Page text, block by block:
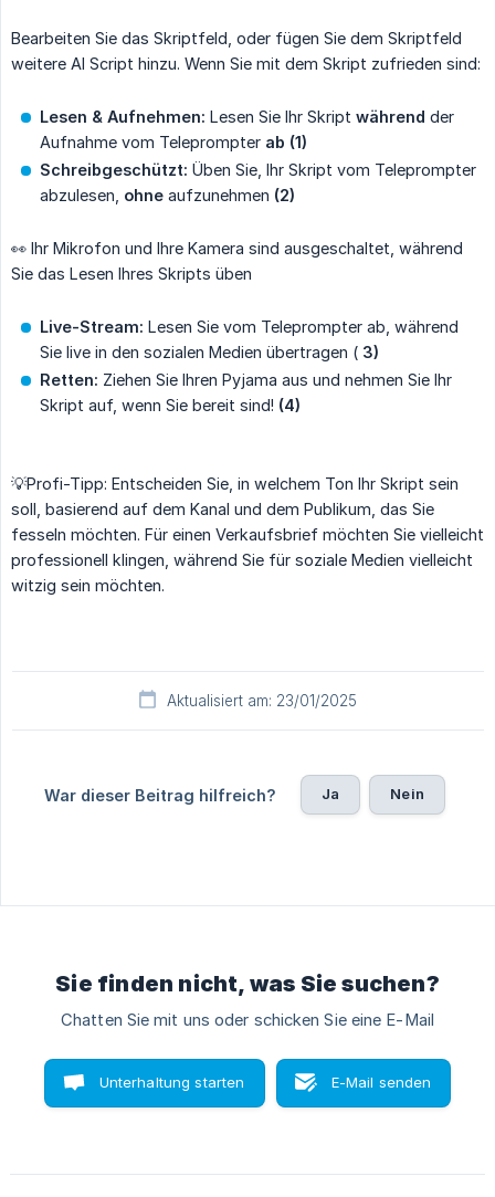
Bearbeiten Sie das Skriptfeld, oder fügen Sie dem Skriptfeld
weitere AI Script hinzu. Wenn Sie mit dem Skript zufrieden sind:
Lesen & Aufnehmen: Lesen Sie Ihr Skript während der
Aufnahme vom Teleprompter ab (1)
Schreibgeschützt: Üben Sie, Ihr Skript vom Teleprompter
abzulesen, ohne aufzunehmen (2)
👀 Ihr Mikrofon und Ihre Kamera sind ausgeschaltet, während
Sie das Lesen Ihres Skripts üben
Live-Stream: Lesen Sie vom Teleprompter ab, während
Sie live in den sozialen Medien übertragen ( 3)
Retten: Ziehen Sie Ihren Pyjama aus und nehmen Sie Ihr
Skript auf, wenn Sie bereit sind! (4)
💡Profi-Tipp: Entscheiden Sie, in welchem Ton Ihr Skript sein
soll, basierend auf dem Kanal und dem Publikum, das Sie
fesseln möchten. Für einen Verkaufsbrief möchten Sie vielleicht
professionell klingen, während Sie für soziale Medien vielleicht
witzig sein möchten.
Aktualisiert am: 23/01/2025
War dieser Beitrag hilfreich? Ja Nein
Sie finden nicht, was Sie suchen?
Chatten Sie mit uns oder schicken Sie eine E-Mail
Unterhaltung starten E-Mail senden